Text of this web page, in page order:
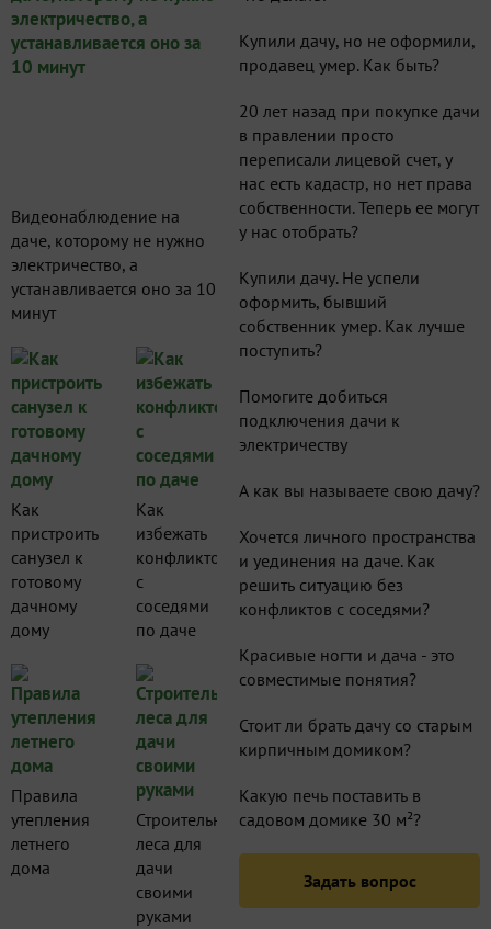
Видеонаблюдение на
даче, которому не нужно
электричество, а
устанавливается оно за 10
минут
Как
пристроить
санузел к
готовому
дачному
дому
Как
избежать
конфликтов
с
соседями
по даче
Правила
утепления
летнего
дома
Строительные
леса для
дачи
своими
руками
Купили дачу, но не оформили,
продавец умер. Как быть?
20 лет назад при покупке дачи
в правлении просто
переписали лицевой счет, у
нас есть кадастр, но нет права
собственности. Теперь ее могут
у нас отобрать?
Купили дачу. Не успели
оформить, бывший
собственник умер. Как лучше
поступить?
Помогите добиться
подключения дачи к
электричеству
А как вы называете свою дачу?
Хочется личного пространства
и уединения на даче. Как
решить ситуацию без
конфликтов с соседями?
Красивые ногти и дача - это
совместимые понятия?
Стоит ли брать дачу со старым
кирпичным домиком?
Какую печь поставить в
садовом домике 30 м²?
Задать вопрос